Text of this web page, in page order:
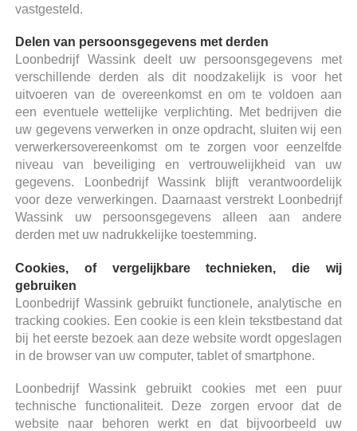
vastgesteld.
Delen van persoonsgegevens met derden
Loonbedrijf Wassink deelt uw persoonsgegevens met
verschillende derden als dit noodzakelijk is voor het
uitvoeren van de overeenkomst en om te voldoen aan
een eventuele wettelijke verplichting. Met bedrijven die
uw gegevens verwerken in onze opdracht, sluiten wij een
verwerkersovereenkomst om te zorgen voor eenzelfde
niveau van beveiliging en vertrouwelijkheid van uw
gegevens. Loonbedrijf Wassink blijft verantwoordelijk
voor deze verwerkingen. Daarnaast verstrekt Loonbedrijf
Wassink uw persoonsgegevens alleen aan andere
derden met uw nadrukkelijke toestemming.
Cookies, of vergelijkbare technieken, die wij
gebruiken
Loonbedrijf Wassink gebruikt functionele, analytische en
tracking cookies. Een cookie is een klein tekstbestand dat
bij het eerste bezoek aan deze website wordt opgeslagen
in de browser van uw computer, tablet of smartphone.
Loonbedrijf Wassink gebruikt cookies met een puur
technische functionaliteit. Deze zorgen ervoor dat de
website naar behoren werkt en dat bijvoorbeeld uw